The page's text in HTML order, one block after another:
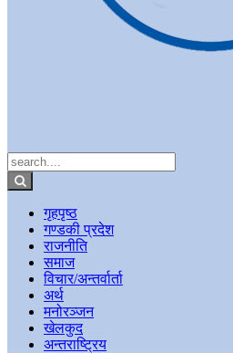
गृहपृष्ठ
गण्डकी प्रदेश
राजनीति
समाज
विचार/अन्तर्वार्ता
अर्थ
मनोरञ्जन
खेलकुद
अन्तराष्ट्रिय